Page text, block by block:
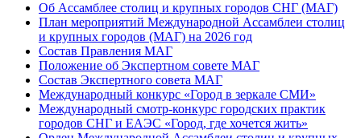
Об Ассамблее столиц и крупных городов СНГ (МАГ)
План мероприятий Международной Ассамблеи столиц
и крупных городов (МАГ) на 2026 год
Состав Правления МАГ
Положение об Экспертном совете МАГ
Состав Экспертного совета МАГ
Международный конкурс «Город в зеркале СМИ»
Международный смотр-конкурс городских практик
городов СНГ и ЕАЭС «Город, где хочется жить»